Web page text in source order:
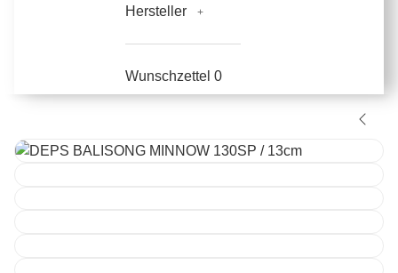
Hersteller
Wunschzettel 0